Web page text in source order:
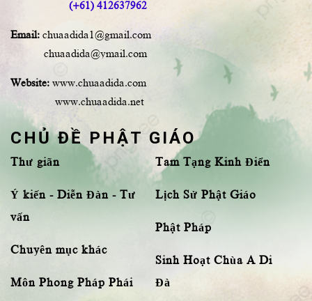
(+61) 412637962
Email: chuaadida1@gmail.com
chuaadida@ymail.com
Website: www.chuaadida.com
www.chuaadida.net
CHỦ ĐỀ PHẬT GIÁO
Thư giãn
Ý kiến - Diễn Đàn - Tư
vấn
Chuyên mục khác
Môn Phong Pháp Phái
Tam Tạng Kinh Điển
Lịch Sử Phật Giáo
Phật Pháp
Sinh Hoạt Chùa A Di
Đà